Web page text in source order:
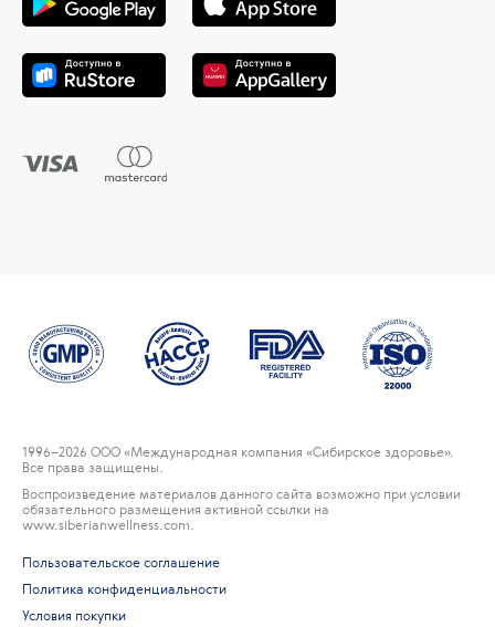
1996–2026 ООО «Международная компания «Сибирское здоровье».
Все права защищены.
Воспроизведение материалов данного сайта возможно при условии
обязательного размещения активной ссылки на
www.siberianwellness.com.
Пользовательское соглашение
Политика конфиденциальности
Условия покупки